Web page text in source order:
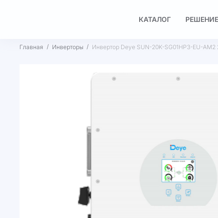
КАТАЛОГ
Главная Инверторы Инвертор Deye SUN-20K-SG01HP3-EU-